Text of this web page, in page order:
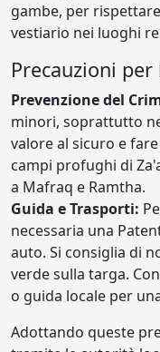
gambe, per
vestiario nei luoghi
Precauzioni per
Prevenzione del
minori, soprattutto
valore al sicuro e
campi profughi di
a Mafraq e Ramtha.
Guida e Trasporti:
necessaria una
auto. Si consiglia di
verde sulla targa.
o guida locale per
Adottando queste